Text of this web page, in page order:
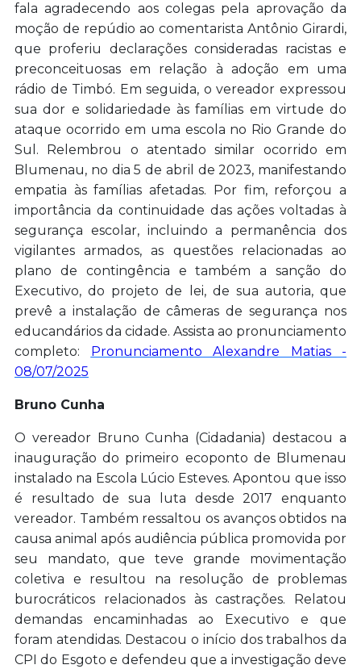
fala agradecendo aos colegas pela aprovação da
moção de repúdio ao comentarista Antônio Girardi,
que proferiu declarações consideradas racistas e
preconceituosas em relação à adoção em uma
rádio de Timbó. Em seguida, o vereador expressou
sua dor e solidariedade às famílias em virtude do
ataque ocorrido em uma escola no Rio Grande do
Sul. Relembrou o atentado similar ocorrido em
Blumenau, no dia 5 de abril de 2023, manifestando
empatia às famílias afetadas. Por fim, reforçou a
importância da continuidade das ações voltadas à
segurança escolar, incluindo a permanência dos
vigilantes armados, as questões relacionadas ao
plano de contingência e também a sanção do
Executivo, do projeto de lei, de sua autoria, que
prevê a instalação de câmeras de segurança nos
educandários da cidade. Assista ao pronunciamento
completo:
Pronunciamento Alexandre Matias -
08/07/2025
Bruno Cunha
O vereador Bruno Cunha (Cidadania) destacou a
inauguração do primeiro ecoponto de Blumenau
instalado na Escola Lúcio Esteves. Apontou que isso
é resultado de sua luta desde 2017 enquanto
vereador. Também ressaltou os avanços obtidos na
causa animal após audiência pública promovida por
seu mandato, que teve grande movimentação
coletiva e resultou na resolução de problemas
burocráticos relacionados às castrações. Relatou
demandas encaminhadas ao Executivo e que
foram atendidas. Destacou o início dos trabalhos da
CPI do Esgoto e defendeu que a investigação deve